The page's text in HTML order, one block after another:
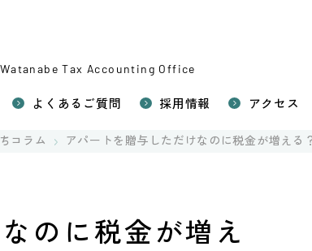
Tax Accounting Office
よくあるご質問 採用情報 アクセス
コラム アパートを贈与しただけなのに税金が増える
のに税金が増え